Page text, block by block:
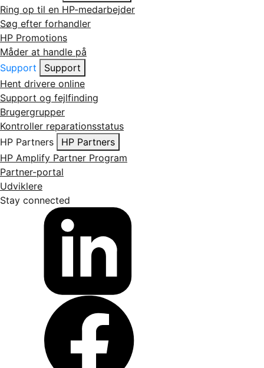
Ring op til en HP-medarbejder
Søg efter forhandler
HP Promotions
Måder at handle på
Support
Support
Hent drivere online
Support og fejlfinding
Brugergrupper
Kontroller reparationsstatus
HP Partners
HP Partners
HP Amplify Partner Program
Partner-portal
Udviklere
Stay connected